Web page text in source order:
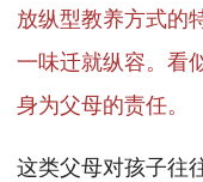
放纵型教养方式的
一味迁就纵容。看
身为父母的责任。
这类父母对孩子往